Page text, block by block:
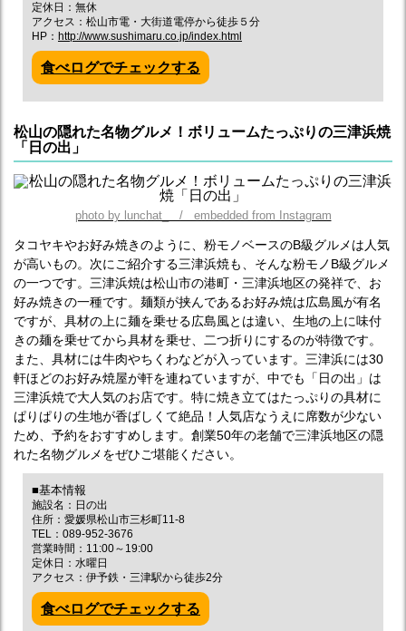
定休日：無休
アクセス：松山市電・大街道電停から徒歩５分
HP： http://www.sushimaru.co.jp/index.html
食べログでチェックする
松山の隠れた名物グルメ！ボリュームたっぷりの三津浜焼
「日の出」
photo by lunchat_ / embedded from Instagram
タコヤキやお好み焼きのように、粉モノベースのB級グルメは人気
が高いもの。次にご紹介する三津浜焼も、そんな粉モノB級グルメ
の一つです。三津浜焼は松山市の港町・三津浜地区の発祥で、お
好み焼きの一種です。麺類が挟んであるお好み焼は広島風が有名
ですが、具材の上に麺を乗せる広島風とは違い、生地の上に味付
きの麺を乗せてから具材を乗せ、二つ折りにするのが特徴です。
また、具材には牛肉やちくわなどが入っています。三津浜には30
軒ほどのお好み焼屋が軒を連ねていますが、中でも「日の出」は
三津浜焼で大人気のお店です。特に焼き立てはたっぷりの具材に
ぱりぱりの生地が香ばしくて絶品！人気店なうえに席数が少ない
ため、予約をおすすめします。創業50年の老舗で三津浜地区の隠
れた名物グルメをぜひご堪能ください。
■基本情報
施設名：日の出
住所：愛媛県松山市三杉町11-8
TEL：089-952-3676
営業時間：11:00～19:00
定休日：水曜日
アクセス：伊予鉄・三津駅から徒歩2分
食べログでチェックする